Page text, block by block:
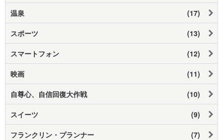
温泉 (17)
スポーツ (13)
スマートフォン (12)
映画 (11)
自尊心、自信回復大作戦 (10)
スイーツ (9)
フランクリン・プランナー (7)